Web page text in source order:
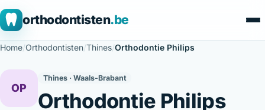
orthodontisten.be
Home/Orthodontisten/Thines/Orthodontie Philips
OP
Thines · Waals-Brabant
Orthodontie Philips